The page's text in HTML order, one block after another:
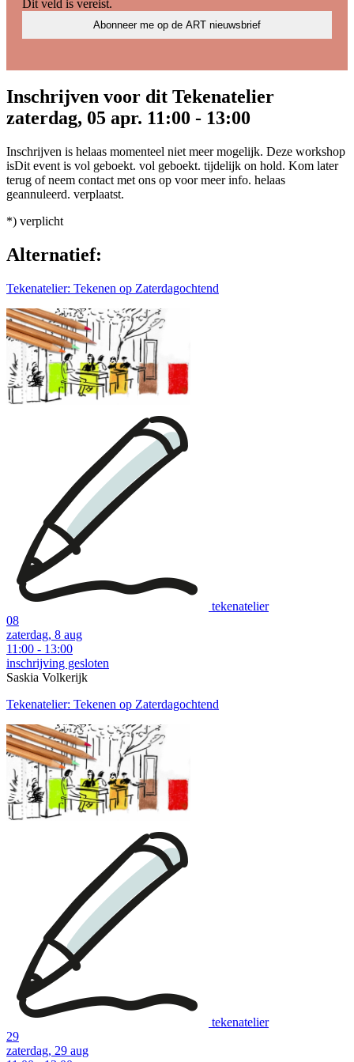
Dit veld is vereist.
Inschrijven voor dit Tekenatelier
zaterdag, 05 apr. 11:00 - 13:00
Inschrijven is helaas momenteel niet meermogelijk. Deze workshop
isDit event is vol geboekt. vol geboekt. tijdelijk on hold. Kom later
terug of neem contact met ons op voor meer info. helaas
geannuleerd. verplaatst.
*) verplicht
Alternatief:
Tekenatelier: Tekenen op Zaterdagochtend
tekenatelier
08
zaterdag, 8 aug
11:00 - 13:00
inschrijving gesloten
Saskia Volkerijk
Tekenatelier: Tekenen op Zaterdagochtend
tekenatelier
29
zaterdag, 29 aug